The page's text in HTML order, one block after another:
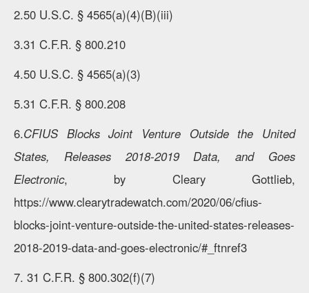
2.50 U.S.C. § 4565(a)(4)(B)(iii)
3.31 C.F.R. § 800.210
4.50 U.S.C. § 4565(a)(3)
5.31 C.F.R. § 800.208
6.CFIUS Blocks Joint Venture Outside the United
States, Releases 2018-2019 Data, and Goes
Electronic, by Cleary Gottlieb,
https://www.clearytradewatch.com/2020/06/cfius-
blocks-joint-venture-outside-the-united-states-releases-
2018-2019-data-and-goes-electronic/#_ftnref3
7. 31 C.F.R. § 800.302(f)(7)